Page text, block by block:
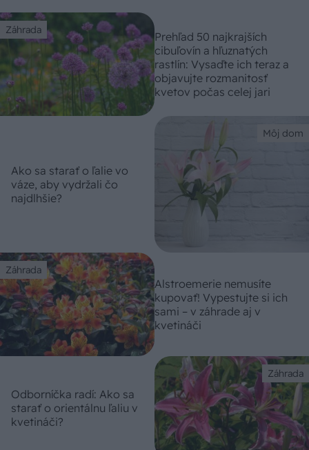
Záhrada
Prehľad 50 najkrajších
cibuľovín a hľuznatých
rastlín: Vysaďte ich teraz a
objavujte rozmanitosť
kvetov počas celej jari
Môj dom
Ako sa starať o ľalie vo
váze, aby vydržali čo
najdlhšie?
Záhrada
Alstroemerie nemusíte
kupovať! Vypestujte si ich
sami – v záhrade aj v
kvetináči
Záhrada
Odborníčka radí: Ako sa
starať o orientálnu ľaliu v
kvetináči?